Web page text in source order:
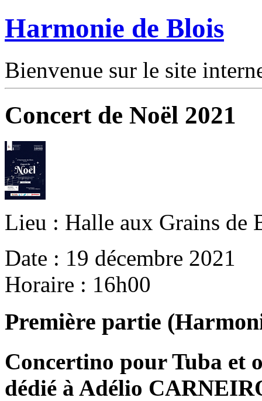
Harmonie de Blois
Bienvenue sur le site
Concert de Noël 2021
Lieu : Halle aux Grains de
Date : 19 décembre 2021
Horaire : 16h00
Première partie
Concertino pour Tuba et
dédié à Adélio